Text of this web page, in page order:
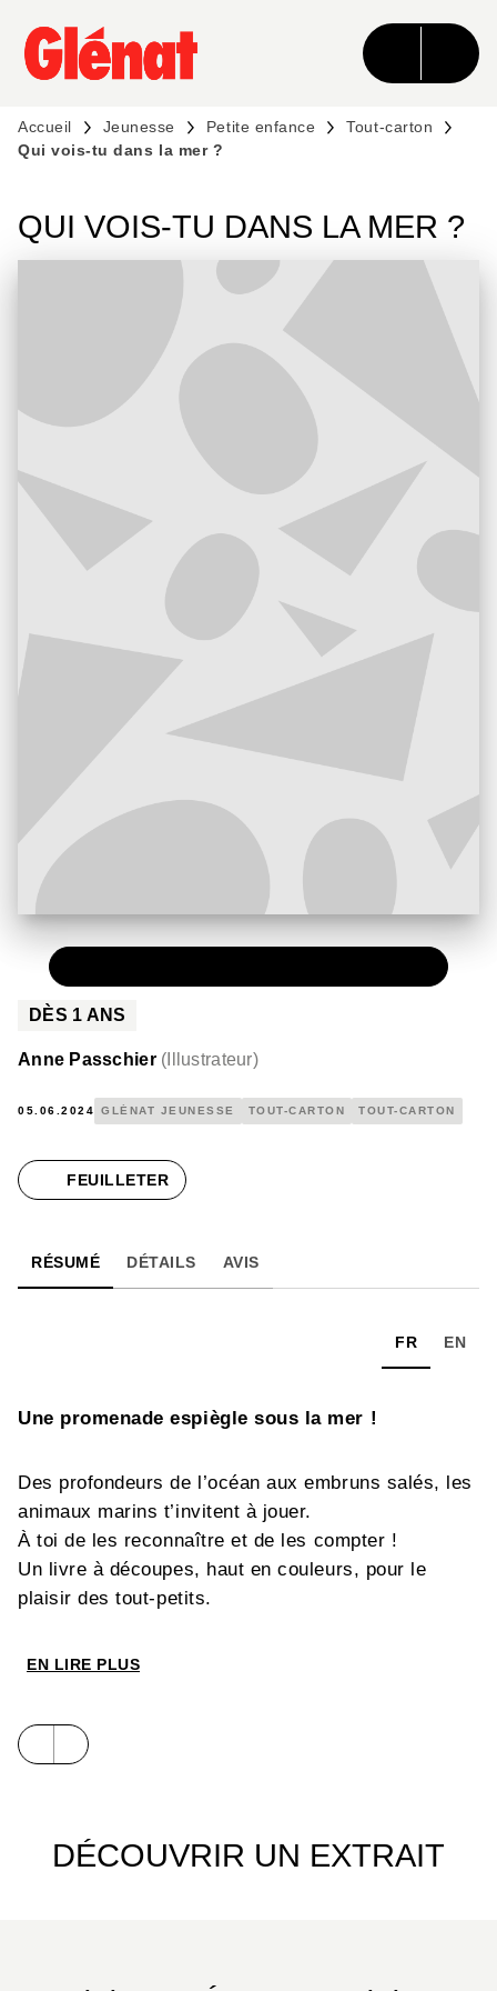
MENU RECHERCHE CONTENU
PIED DE PAGE
Accueil Jeunesse Petite enfance
Tout-carton
Qui vois-tu dans la mer ?
QUI VOIS-TU DANS LA MER ?
DÈS 1 ANS
Anne Passchier ( Illustrateur)
05.06.2024 GLÉNAT JEUNESSE TOUT-CARTON TOUT-CARTON
FEUILLETER
RÉSUMÉ DÉTAILS AVIS
FR EN
Une promenade espiègle sous la mer !
Des profondeurs de l’océan aux embruns salés, les
animaux marins t’invitent à jouer.
À toi de les reconnaître et de les compter !
Un livre à découpes, haut en couleurs, pour le
plaisir des tout-petits.
EN LIRE PLUS
DÉCOUVRIR UN EXTRAIT